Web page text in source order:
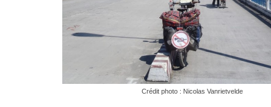
Crédit photo : Nicolas Vanrietvelde